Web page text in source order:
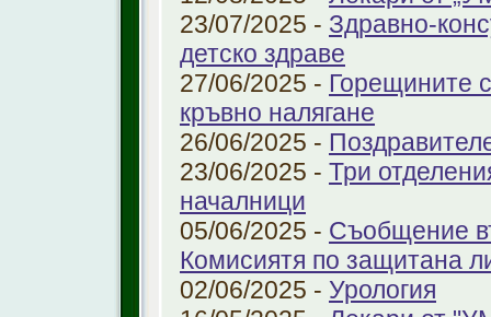
23/07/2025 - Здравно-
детско здраве
27/06/2025 - Горещините
кръвно налягане
26/06/2025 -
23/06/2025 - Три
началници
05/06/2025 - Съобщение
Комисиятя по защитана
02/06/2025 - Урология